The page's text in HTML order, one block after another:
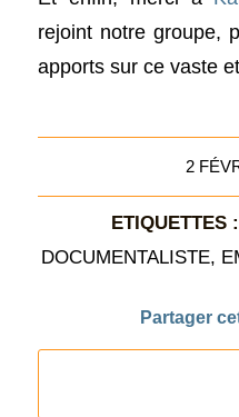
rejoint notre groupe,
apports sur ce vaste
2
ETIQUETTES :
DOCUMENTALISTE,
Partager